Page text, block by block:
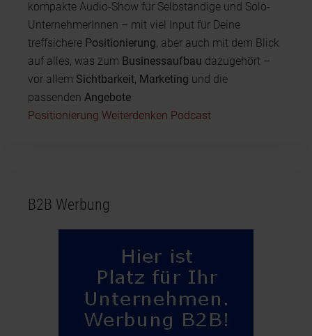
kompakte Audio-Show für Selbständige und Solo-
UnternehmerInnen – mit viel Input für Deine
treffsichere Positionierung , aber auch mit dem Blick
auf alles, was zum Businessaufbau dazugehört –
vor allem Sichtbarkeit Marketing und die
passenden Angebote
Positionierung Weiterdenken Podcast
B2B Werbung